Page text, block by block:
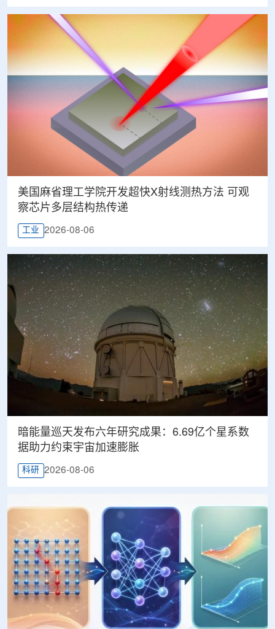
美国麻省理工学院开发超快X射线测热方法 可观
察芯片多层结构热传递
工业 2026-08-06
暗能量巡天发布六年研究成果：6.69亿个星系数
据助力约束宇宙加速膨胀
科研 2026-08-06